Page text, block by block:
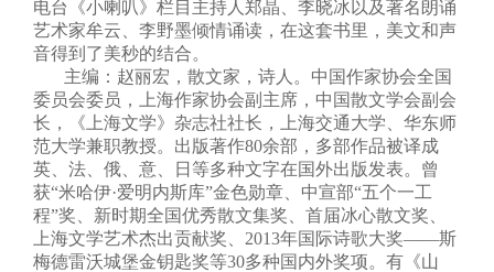
电台《小喇叭》栏目主持人郑晶、李晓冰以及著名朗诵
艺术家牟云、李野墨倾情诵读，在这套书里，美文和声
音得到了美秒的结合。
主编：赵丽宏，散文家，诗人。中国作家协会全国
委员会委员，上海作家协会副主席，中国散文学会副会
长，《上海文学》杂志社社长，上海交通大学、华东师
范大学兼职教授。出版著作80余部，多部作品被译成
英、法、俄、意、日等多种文字在国外出版发表。曾
获“米哈伊·爱明内斯库”金色勋章、中宣部“五个一工
程”奖、新时期全国优秀散文集奖、首届冰心散文奖、
上海文学艺术杰出贡献奖、2013年国际诗歌大奖——斯
梅德雷沃城堡金钥匙奖等30多种国内外奖项。有《山